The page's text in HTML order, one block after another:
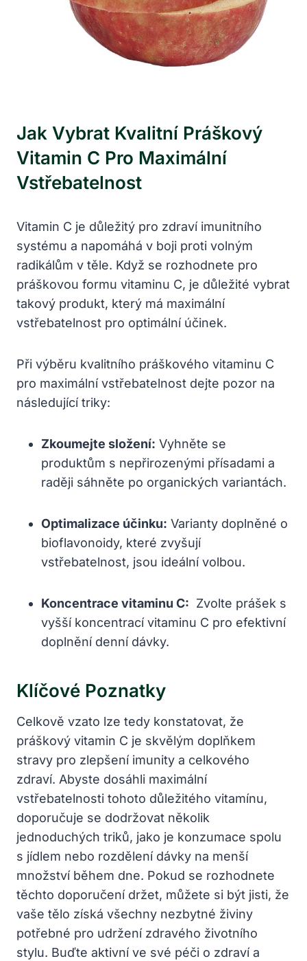
Jak Vybrat Kvalitní Práškový
‍vitamin C Pro⁢ Maximální‌
Vstřebatelnost
Vitamin C je důležitý ‍pro zdraví imunitního
systému a napomáhá v boji ⁣proti volným
radikálům v těle. Když se ⁣rozhodnete pro
práškovou formu vitaminu C, je důležité‌ vybrat
takový produkt,‌ který má maximální
vstřebatelnost pro optimální účinek.
Při výběru ‍kvalitního práškového vitaminu C
pro maximální vstřebatelnost dejte pozor na
následující ‌triky:
Zkoumejte složení: Vyhněte se
produktům s nepřirozenými přísadami a
raději sáhněte po organických variantách.
Optimalizace účinku: Varianty doplněné o
bioflavonoidy, které zvyšují
vstřebatelnost, jsou ideální volbou.
Koncentrace vitaminu C: ‌ Zvolte prášek s
vyšší ​koncentrací⁤ vitaminu C pro efektivní
‌doplnění ⁣denní⁢ dávky.
Klíčové Poznatky
Celkově vzato lze tedy ⁤konstatovat, že
práškový vitamin C je skvělým doplňkem
stravy pro⁣ zlepšení imunity a ​celkového
zdraví. Abyste⁣ dosáhli maximální ​
vstřebatelnosti tohoto důležitého vitamínu,
‍doporučuje se dodržovat několik
jednoduchých triků, ​jako je⁤ konzumace spolu
s jídlem nebo rozdělení dávky ⁤na menší
množství během dne. Pokud‌ se rozhodnete
těchto doporučení držet, můžete si být‌ jisti, že
vaše tělo‌ získá⁣ všechny nezbytné ⁢živiny
potřebné​ pro udržení zdravého životního
stylu. Buďte aktivní ve své⁤ péči o zdraví a